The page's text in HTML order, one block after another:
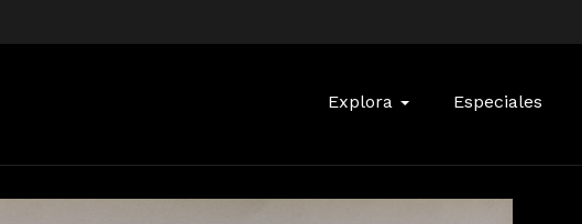
Explora Especiales